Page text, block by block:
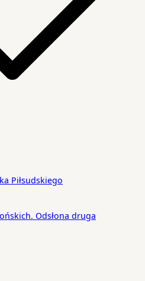
Piłsudskiego
Odsłona druga